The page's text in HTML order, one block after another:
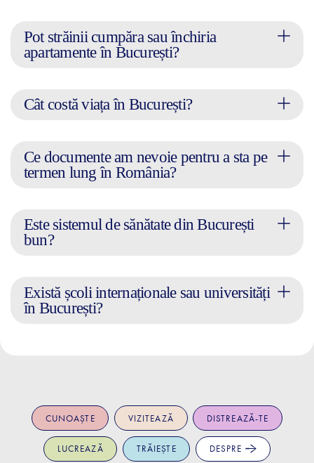
Pot străinii cumpăra sau închiria
apartamente în București?
Cât costă viața în București?
Ce documente am nevoie pentru a sta pe
termen lung în România?
Este sistemul de sănătate din București
bun?
Există școli internaționale sau universități
în București?
CUNOAȘTE VIZITEAZĂ DISTREAZĂ-TE
LUCREAZĂ TRĂIEȘTE DESPRE